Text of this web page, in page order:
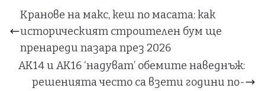
Кранове на макс, кеш по масата: как
историческият строителен бум ще
пренареди пазара през 2026
АК14 и АК16 ‘надуват’ обемите наведнъж:
решенията често са взети години по-